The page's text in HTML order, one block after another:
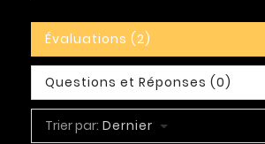
Évaluations (2)
Questions et Réponses (0)
Trier par: Dernier